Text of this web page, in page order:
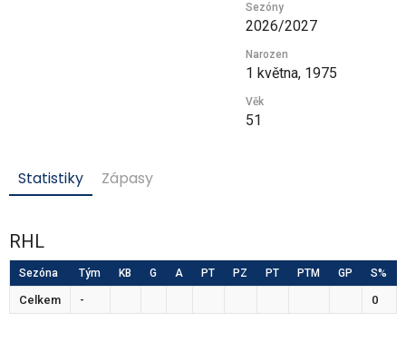
Sezóny
2026/2027
Narozen
1 května, 1975
Věk
51
Statistiky Zápasy
RHL
Sezóna Tým KB G A PT PZ PT PTM GP S%
Celkem - 0